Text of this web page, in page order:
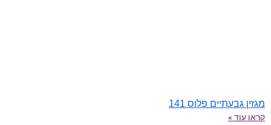
מגזין גבעתיים פלוס 141
קראו עוד »